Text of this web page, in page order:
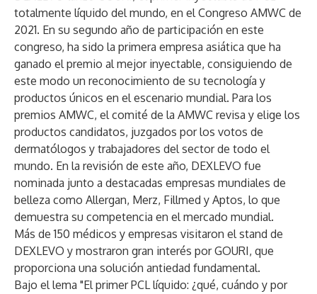
totalmente líquido del mundo, en el Congreso AMWC de
2021. En su segundo año de participación en este
congreso, ha sido la primera empresa asiática que ha
ganado el premio al mejor inyectable, consiguiendo de
este modo un reconocimiento de su tecnología y
productos únicos en el escenario mundial. Para los
premios AMWC, el comité de la AMWC revisa y elige los
productos candidatos, juzgados por los votos de
dermatólogos y trabajadores del sector de todo el
mundo. En la revisión de este año, DEXLEVO fue
nominada junto a destacadas empresas mundiales de
belleza como Allergan, Merz, Fillmed y Aptos, lo que
demuestra su competencia en el mercado mundial.
Más de 150 médicos y empresas visitaron el stand de
DEXLEVO y mostraron gran interés por GOURI, que
proporciona una solución antiedad fundamental.
Bajo el lema "El primer PCL líquido: ¿qué, cuándo y por